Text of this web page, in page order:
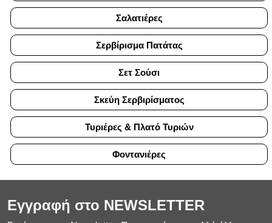
Σαλατιέρες
Σερβίρισμα Πατάτας
Σετ Σούσι
Σκεύη Σερβιρίσματος
Τυριέρες & Πλατό Τυριών
Φοντανιέρες
Εγγραφή στο NEWSLETTER